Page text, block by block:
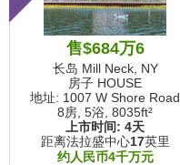
售$684万6
长岛 Mill Neck, NY
房子 HOUSE
地址: 1007 W Shore Road
8房, 5浴, 8035ft²
上市时间: 4天
距离法拉盛中心17英里
约人民币4千万元